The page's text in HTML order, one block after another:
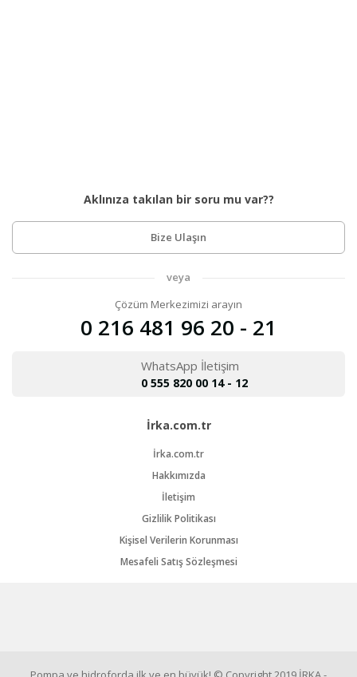
Aklınıza takılan bir soru mu var??
Bize Ulaşın
veya
Çözüm Merkezimizi arayın
0 216 481 96 20 - 21
WhatsApp İletişim
0 555 820 00 14 - 12
İrka.com.tr
İrka.com.tr
Hakkımızda
İletişim
Gizlilik Politikası
Kişisel Verilerin Korunması
Mesafeli Satış Sözleşmesi